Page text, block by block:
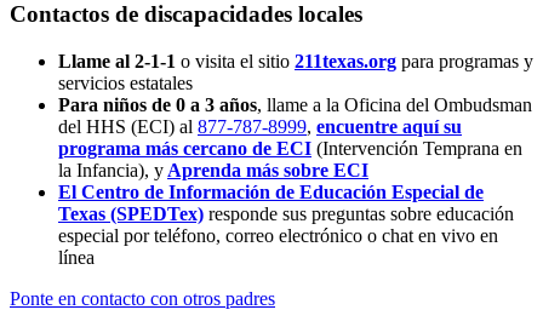
Contactos de discapacidades locales
Llame al 2-1-1 o visita el sitio 211texas.org para programas y
servicios estatales
Para niños de 0 a 3 años, llame a la Oficina del Ombudsman
del HHS (ECI) al 877-787-8999, encuentre aquí su
programa más cercano de ECI (Intervención Temprana en
la Infancia), y Aprenda más sobre ECI
El Centro de Información de Educación Especial de
Texas (SPEDTex) responde sus preguntas sobre educación
especial por teléfono, correo electrónico o chat en vivo en
línea
Ponte en contacto con otros padres